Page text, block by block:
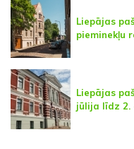
Liepājas
pieminekļu
Liepājas
jūlija līdz 2.